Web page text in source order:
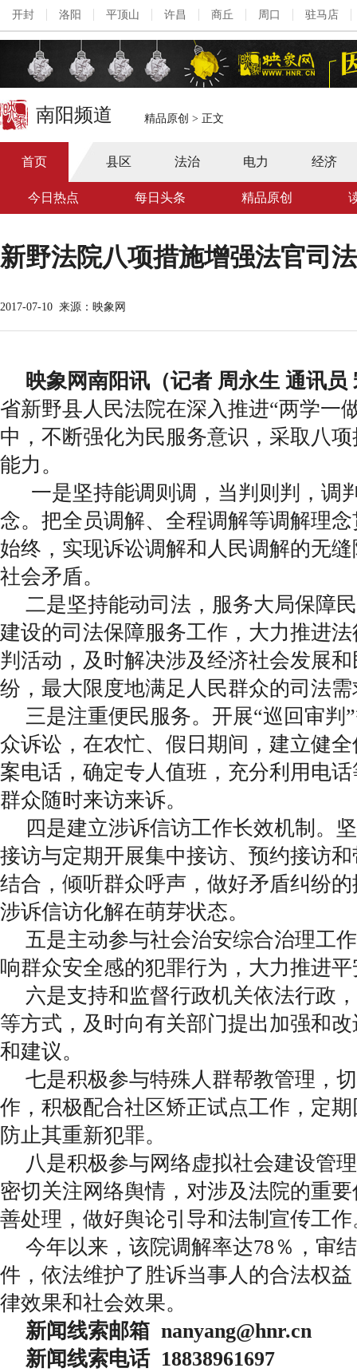
开封 洛阳 平顶山 许昌 商丘 周口 驻马店
南阳频道 精品原创 > 正文
首页 县区 法治 电力 经济
今日热点 每日头条 精品原创
新野法院八项措施增强法官司
2017-07-10 来源：映象网
映象网南阳讯（记者 周永生 通讯员
省新野县人民法院在深入推进“两学一
中，不断强化为民服务意识，采取八
能力。
一是坚持能调则调，当判则判，调
念。把全员调解、全程调解等调解理
始终，实现诉讼调解和人民调解的无
社会矛盾。
二是坚持能动司法，服务大局保障
建设的司法保障服务工作，大力推进
判活动，及时解决涉及经济社会发展
纷，最大限度地满足人民群众的司法
三是注重便民服务。开展“巡回审判
众诉讼，在农忙、假日期间，建立健
案电话，确定专人值班，充分利用电
群众随时来访来诉。
四是建立涉诉信访工作长效机制。
接访与定期开展集中接访、预约接访
结合，倾听群众呼声，做好矛盾纠纷
涉诉信访化解在萌芽状态。
五是主动参与社会治安综合治理工
响群众安全感的犯罪行为，大力推进
六是支持和监督行政机关依法行政
等方式，及时向有关部门提出加强和
和建议。
七是积极参与特殊人群帮教管理，
作，积极配合社区矫正试点工作，定
防止其重新犯罪。
八是积极参与网络虚拟社会建设管
密切关注网络舆情，对涉及法院的重
善处理，做好舆论引导和法制宣传工作
今年以来，该院调解率达78％，审
件，依法维护了胜诉当事人的合法权
律效果和社会效果。
新闻线索邮箱
新闻线索电话 18838961697